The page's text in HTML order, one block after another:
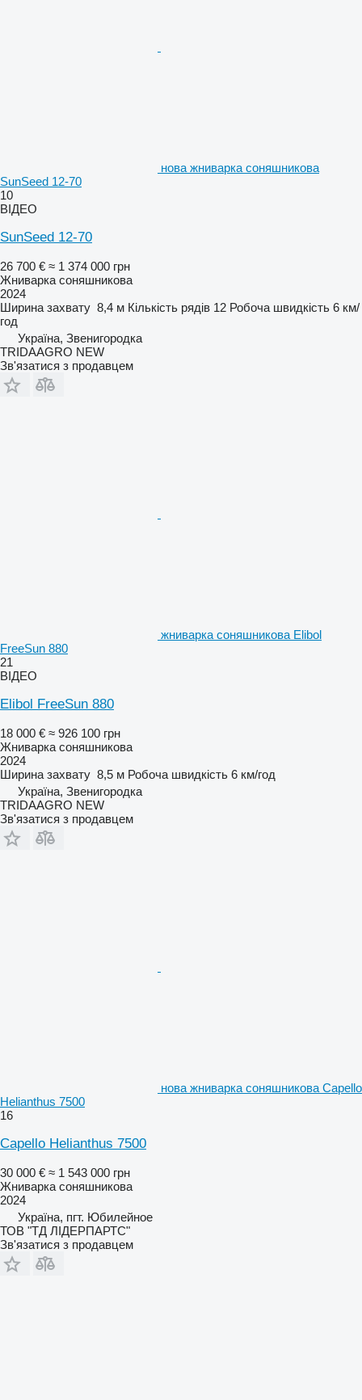
нова жниварка соняшникова
SunSeed 12-70
10
ВІДЕО
SunSeed 12-70
26 700 € ≈ 1 374 000 грн
Жниварка соняшникова
2024
Ширина захвату 8,4 м Кількість рядів 12 Робоча швидкість 6 км/
год
Україна, Звенигородка
TRIDAAGRO NEW
Зв'язатися з продавцем
жниварка соняшникова Elibol
FreeSun 880
21
ВІДЕО
Elibol FreeSun 880
18 000 € ≈ 926 100 грн
Жниварка соняшникова
2024
Ширина захвату 8,5 м Робоча швидкість 6 км/год
Україна, Звенигородка
TRIDAAGRO NEW
Зв'язатися з продавцем
нова жниварка соняшникова Capello
Helianthus 7500
16
Capello Helianthus 7500
30 000 € ≈ 1 543 000 грн
Жниварка соняшникова
2024
Україна, пгт. Юбилейное
ТОВ "ТД ЛІДЕРПАРТС"
Зв'язатися з продавцем